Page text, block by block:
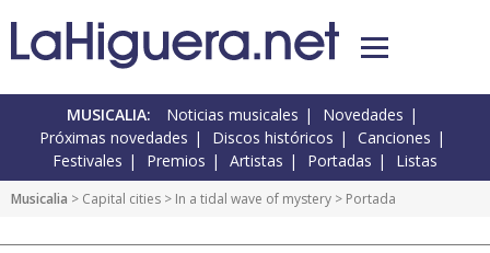
MUSICALIA: Noticias musicales
Novedades
Próximas novedades
Discos históricos
Canciones
Festivales
Premios Artistas Portadas Listas
Musicalia > Capital cities > In a tidal wave of mystery > Portada